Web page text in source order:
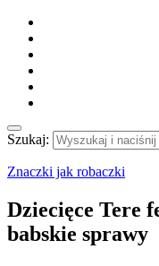
Szukaj:
Znaczki jak robaczki
Dziecięce Tere
babskie sprawy